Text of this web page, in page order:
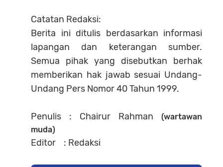
Catatan Redaksi:
Berita ini ditulis berdasarkan informasi
lapangan dan keterangan sumber.
Semua pihak yang disebutkan berhak
memberikan hak jawab sesuai Undang-
Undang Pers Nomor 40 Tahun 1999.
Penulis : Chairur Rahman (wartawan
muda)
Editor : Redaksi